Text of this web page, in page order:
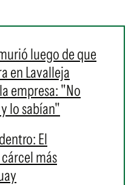
luego de que
en Lavalleja
empresa: "No
lo sabían"
El
más